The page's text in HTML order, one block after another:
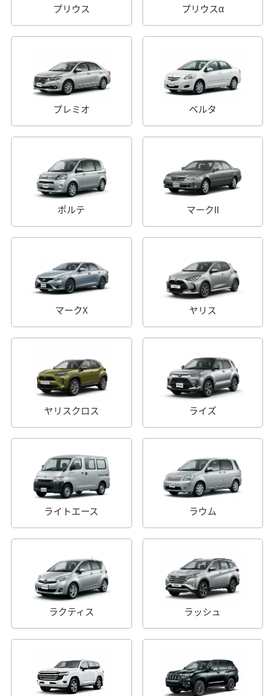
プリウス プリウスα
プレミオ ベルタ
ポルテ マークII
マークX ヤリス
ヤリスクロス ライズ
ライトエース ラウム
ラクティス ラッシュ